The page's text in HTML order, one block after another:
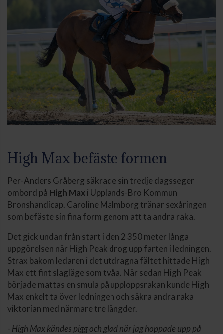
High Max befäste formen
Per-Anders Gråberg säkrade sin tredje dagsseger
ombord på High Maxi Upplands-Bro Kommun
Bronshandicap. Caroline Malmborg tränar sexåringen
som befäste sin fina form genom att ta andra raka.
Det gick undan från start i den 2 350 meter långa
uppgörelsen när High Peak drog upp farten i ledningen.
Strax bakom ledaren i det utdragna fältet hittade High
Max ett fint slagläge som tvåa. När sedan High Peak
började mattas en smula på upploppsrakan kunde High
Max enkelt ta över ledningen och säkra andra raka
viktorian med närmare tre längder.
- High Max kändes pigg och glad när jag hoppade upp på